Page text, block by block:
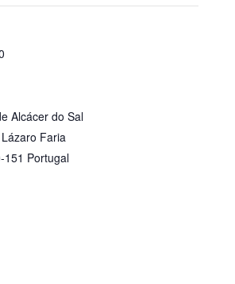
Alcácer do Sal
Faria
151 Portugal